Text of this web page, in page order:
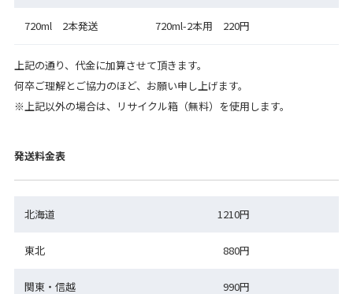
720ml 2本発送 720ml-2本用 220円
上記の通り、代金に加算させて頂きます。
何卒ご理解とご協力のほど、お願い申し上げます。
※上記以外の場合は、リサイクル箱（無料）を使用します。
発送料金表
北海道 1210円
東北 880円
関東・信越 990円